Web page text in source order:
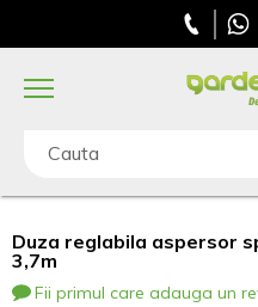
Cauta
Duza reglabila aspersor
3,7m
Fii primul care adauga un